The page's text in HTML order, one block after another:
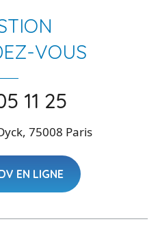
VOUS
11 25
75008 Paris
EN LIGNE